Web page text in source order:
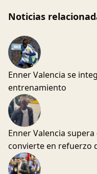
Noticias
Enner Valencia se
entrenamiento
Enner Valencia
convierte en refuerzo